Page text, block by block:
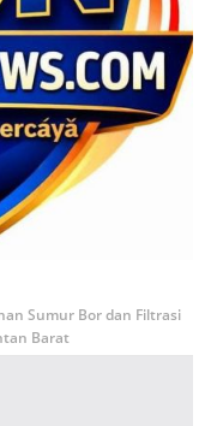
Sumur Bor dan Filtrasi
Barat